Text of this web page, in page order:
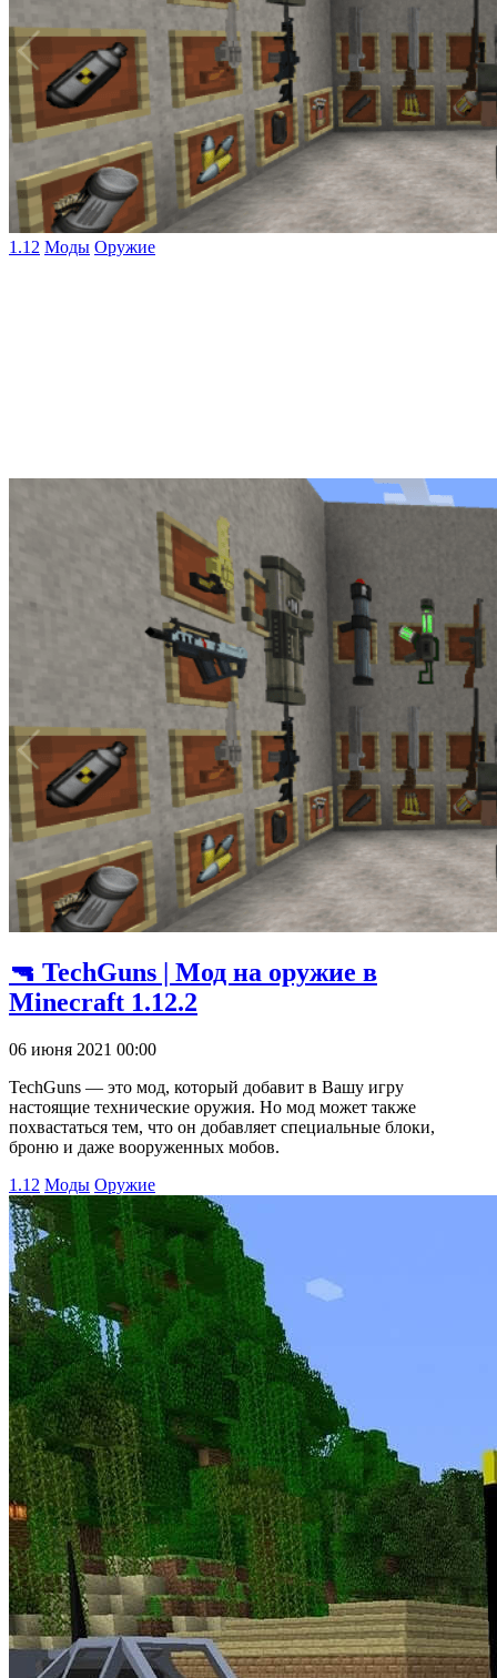
1.12 Моды Оружие
🔫 TechGuns | Мод на оружие в
Minecraft 1.12.2
06 июня 2021 00:00
TechGuns — это мод, который добавит в Вашу игру
настоящие технические оружия. Но мод может также
похвастаться тем, что он добавляет специальные блоки,
броню и даже вооруженных мобов.
1.12 Моды Оружие